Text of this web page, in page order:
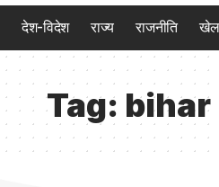
देश-विदेश राज्य राजनीति खेल
Tag: bihar